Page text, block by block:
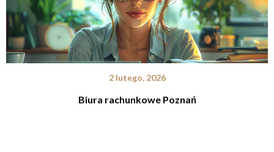
2 lutego, 2026
Biura rachunkowe Poznań